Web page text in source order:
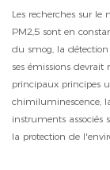
Les recherches sur
PM2,5 sont en
du smog, la
ses émissions
principaux principes
chimiluminescence,
instruments associés
la protection de